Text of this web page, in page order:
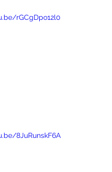
rGCgDpo12l0
8JuRunskF6A